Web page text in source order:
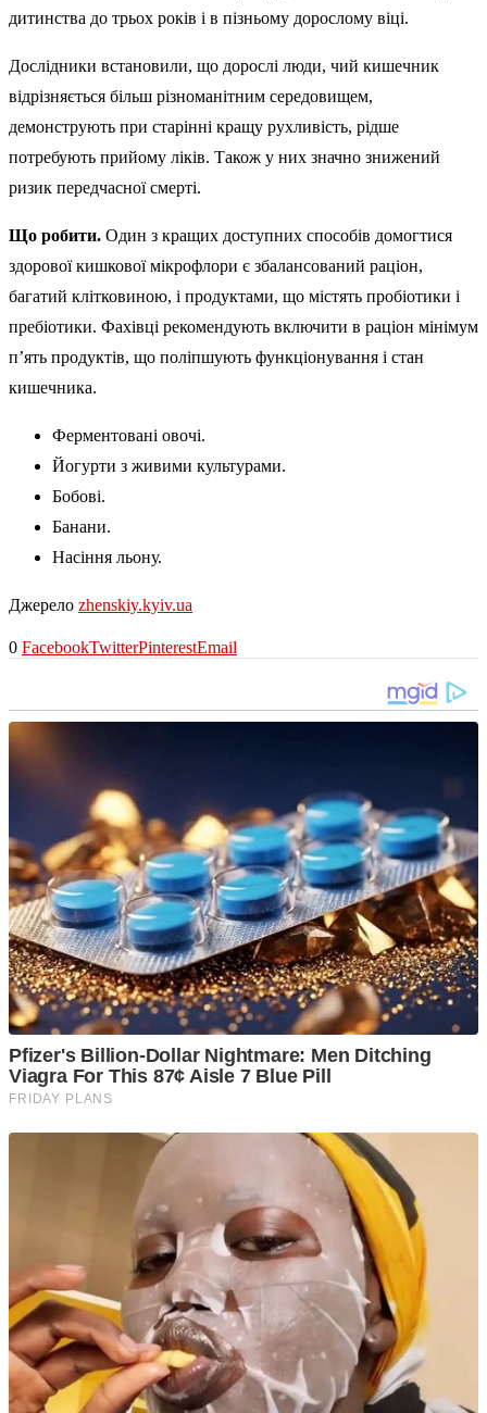
дитинства до трьох років і в пізньому дорослому віці.
Дослідники встановили, що дорослі люди, чий кишечник
відрізняється більш різноманітним середовищем,
демонструють при старінні кращу рухливість, рідше
потребують прийому ліків. Також у них значно знижений
ризик передчасної смерті.
Що робити. Один з кращих доступних способів домогтися
здорової кишкової мікрофлори є збалансований раціон,
багатий клітковиною, і продуктами, що містять пробіотики і
пребіотики. Фахівці рекомендують включити в раціон мінімум
п’ять продуктів, що поліпшують функціонування і стан
кишечника.
Ферментовані овочі.
Йогурти з живими культурами.
Бобові.
Банани.
Насіння льону.
Джерело zhenskiy.kyiv.ua
0 FacebookTwitterPinterestEmail